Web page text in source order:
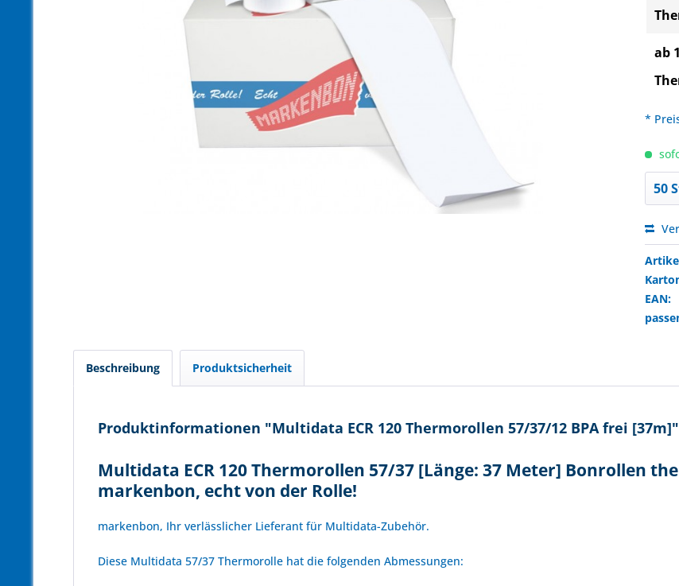
ab
*
EAN:
Beschreibung Produktsicherheit
Produktinformationen "Multidata ECR 120 Thermorollen 57/37/12 BPA frei [37m]"
Multidata ECR 120 Thermorollen 57/37 [Länge: 37 Meter] Bonrollen
markenbon, echt von der Rolle!
markenbon, Ihr verlässlicher Lieferant für Multidata-Zubehör.
Diese Multidata 57/37 Thermorolle hat die folgenden Abmessungen: